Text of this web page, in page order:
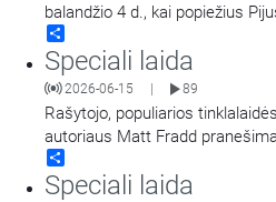
balandžio 4 d., kai popiežius
„Lituanorum gente“ įkūrė
proga laidoje svečiuojasi
Kamuntavičienė ir dr. Ričardas
Lietuvos MR
Speciali laida
2026-06-15 89
Rašytojo, populiarios
autoriaus Matt Fradd
šiuolaikiniame pasaulyje“.
Gailestingumo kongreso.
Speciali laida